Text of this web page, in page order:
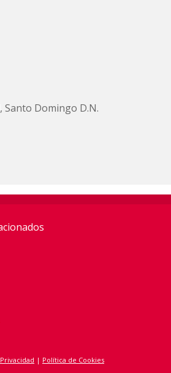
Domingo D.N.
| Política de Cookies